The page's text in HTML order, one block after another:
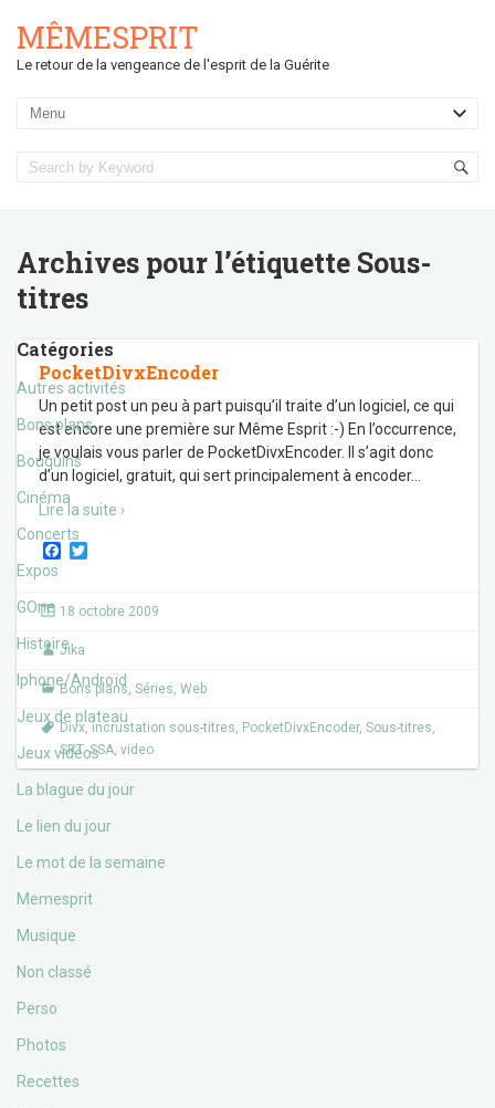
MÊMESPRIT
Le retour de la vengeance de l'esprit de la Guérite
Archives pour l’étiquette Sous-
titres
Catégories
Autres activités
Bons plans
Bouquins
Cinéma
Concerts
Expos
GOne
Histoire
Iphone/Androïd
Jeux de plateau
Jeux vidéos
La blague du jour
Le lien du jour
Le mot de la semaine
Memesprit
Musique
Non classé
Perso
Photos
Recettes
PocketDivxEncoder
Un petit post un peu à part puisqu’il traite d’un logiciel, ce qui
est encore une première sur Même Esprit :-) En l’occurrence,
je voulais vous parler de PocketDivxEncoder. Il s’agit donc
d’un logiciel, gratuit, qui sert principalement à encoder…
Lire la suite ›
F
e
b
o
o
k
t
18 octobre 2009
Jika
Bons plans, Séries, Web
Divx, incrustation sous-titres, PocketDivxEncoder, Sous-titres,
SRT,SSA, video